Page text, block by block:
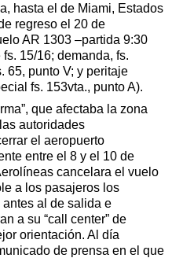
hasta el de Miami, Estados
regreso el 20 de
AR 1303 –partida 9:30
15/16; demanda, fs.
65, punto V; y peritaje
fs. 153vta., punto A).
que afectaba la zona
autoridades
el aeropuerto
entre el 8 y el 10 de
cancelara el vuelo
a los pasajeros los
al de salida e
a su “call center” de
orientación. Al día
de prensa en el que